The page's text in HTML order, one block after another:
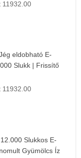
11932.00
eldobható E-
Slukk | Frissítő
11932.00
Slukkos E-
Gyümölcs Íz